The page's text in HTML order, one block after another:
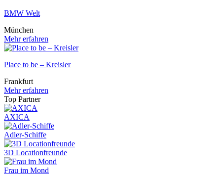
BMW Welt
München
Mehr erfahren
Place to be – Kreisler
Frankfurt
Mehr erfahren
Top Partner
AXICA
Adler-Schiffe
3D Locationfreunde
Frau im Mond